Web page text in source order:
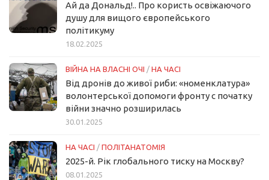
Ай да Дональд!.. Про користь освіжаючого
душу для вищого європейського
політикуму
18.02.2025
ВІЙНА НА ВЛАСНІ ОЧІ / НА ЧАСІ
Від дронів до живої риби: «номенклатура»
волонтерської допомоги фронту с початку
війни значно розширилась
30.01.2025
НА ЧАСІ / ПОЛІТАНАТОМІЯ
2025-й. Рік глобального тиску на Москву?
08.01.2025